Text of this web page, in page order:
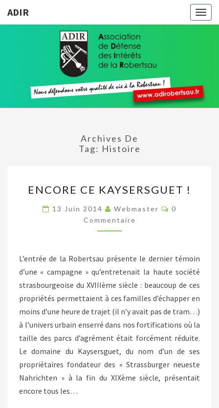
ADIR
ADIR
Votre
Qualité
De Vie À
Robertsau
Archives De
Tag: Histoire
CE
KAYSERSGUET
!
ENCORE CE KAYSERSGUET !
13 Juin 2014 Webmaster
0
Commentaire
L’entrée de la Robertsau présente le dernier témoin
d’une « campagne » qu’entretenait la haute société
strasbourgeoise du XVIIIème siècle : beaucoup de ces
propriétés permettaient à ces familles d’échapper en
moins d’une heure de trajet (il n’y avait pas de tram…)
à l’univers urbain enserré dans nos fortifications où la
taille des parcs d’agrément était forcément réduite.
Le domaine du Kaysersguet, du nom d’un de ses
propriétaires fondateur des « Strassburger neueste
Nahrichten » à la fin du XIXème siècle, présentait
encore tous les…